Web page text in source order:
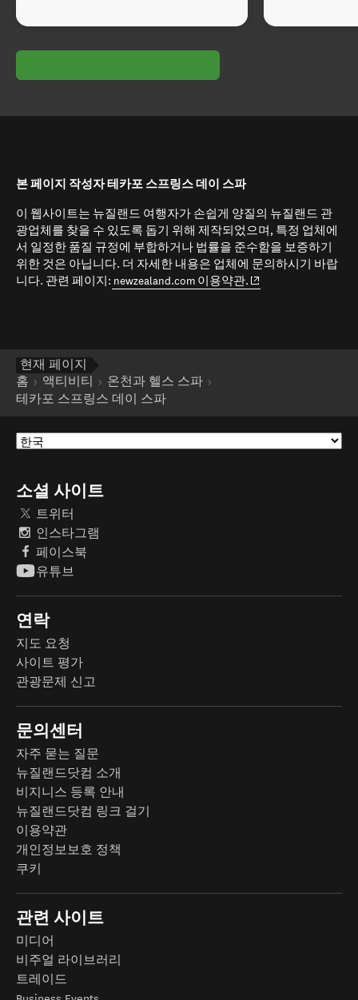
본 페이지 작성자 테카포 스프링스 데이 스파
이 웹사이트는 뉴질랜드 여행자가 손쉽게 양질의 뉴질랜드 관
광업체를 찾을 수 있도록 돕기 위해 제작되었으며, 특정 업체에
서 일정한 품질 규정에 부합하거나 법률을 준수함을 보증하기
위한 것은 아닙니다. 더 자세한 내용은 업체에 문의하시기 바랍
니다. 관련 페이지: newzealand.com 이용약관. (opens in new window)
현재 페이지
홈
액티비티
온천과 헬스 스파
테카포 스프링스 데이 스파
소셜 사이트
트위터
인스타그램
페이스북
유튜브
연락
지도 요청
사이트 평가
관광문제 신고
문의센터
자주 묻는 질문
뉴질랜드닷컴 소개
비지니스 등록 안내
뉴질랜드닷컴 링크 걸기
이용약관
개인정보보호 정책
쿠키
관련 사이트
미디어
비주얼 라이브러리
트레이드